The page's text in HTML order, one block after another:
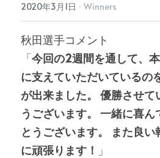
2020年3月1日 · Winners
秋田選手コメント
「今回の2週間を通して、
に支えていただいているの
が出来ました。 優勝させて
うございます。 一緒に喜
とうございます。 また良い
に頑張ります！ 」